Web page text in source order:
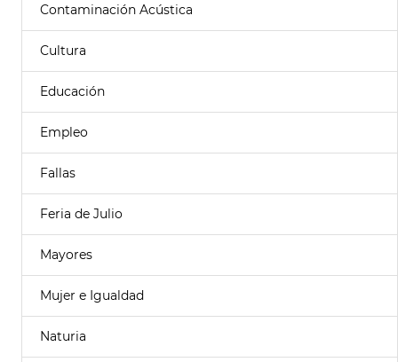
Contaminación Acústica
Cultura
Educación
Empleo
Fallas
Feria de Julio
Mayores
Mujer e Igualdad
Naturia